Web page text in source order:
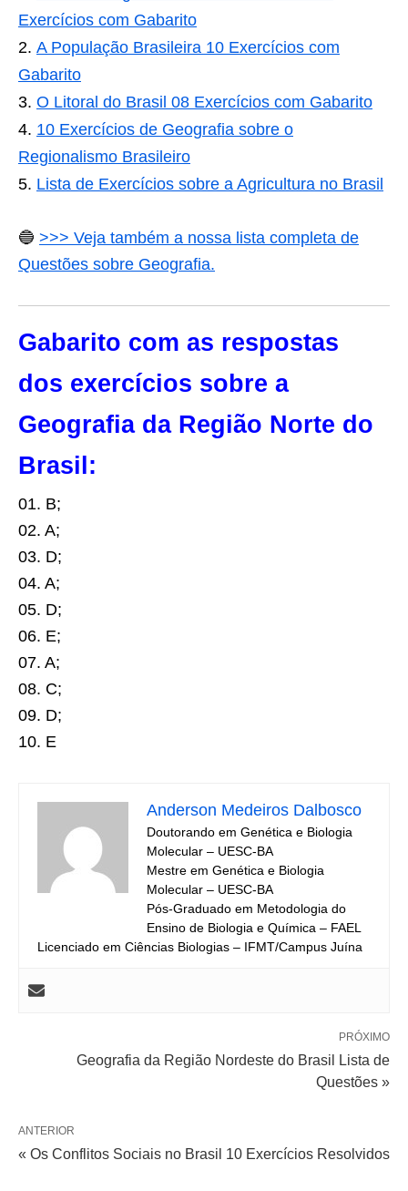
Exercícios com Gabarito
A População Brasileira 10 Exercícios com
Gabarito
O Litoral do Brasil 08 Exercícios com Gabarito
10 Exercícios de Geografia sobre o
Regionalismo Brasileiro
Lista de Exercícios sobre a Agricultura no Brasil
🔵 >>> Veja também a nossa lista completa de
Questões sobre Geografia.
Gabarito com as respostas
dos exercícios sobre a
Geografia da Região Norte do
Brasil:
01. B;
02. A;
03. D;
04. A;
05. D;
06. E;
07. A;
08. C;
09. D;
10. E
Anderson Medeiros Dalbosco
Doutorando em Genética e Biologia
Molecular – UESC-BA
Mestre em Genética e Biologia
Molecular – UESC-BA
Pós-Graduado em Metodologia do
Ensino de Biologia e Química – FAEL
Licenciado em Ciências Biologias – IFMT/Campus Juína
PRÓXIMO
Geografia da Região Nordeste do Brasil Lista de
Questões »
ANTERIOR
« Os Conflitos Sociais no Brasil 10 Exercícios Resolvidos